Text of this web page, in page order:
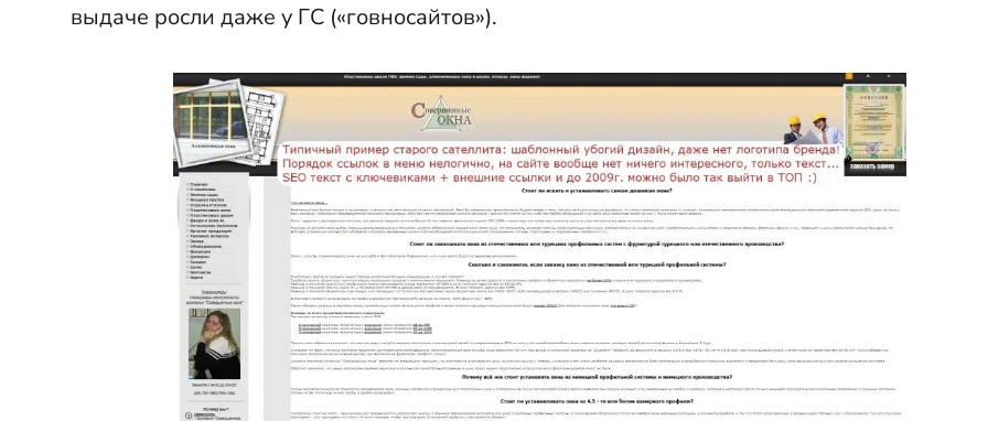
выдаче росли даже у ГС («говносайтов»).